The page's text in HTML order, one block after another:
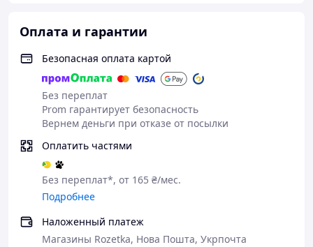
Оплата и гарантии
Безопасная оплата картой
Без переплат
Prom гарантирует безопасность
Вернем деньги при отказе от посылки
Оплатить частями
Без переплат*, от 165 ₴/мес.
Подробнее
Наложенный платеж
Магазины Rozetka, Нова Пошта, Укрпочта